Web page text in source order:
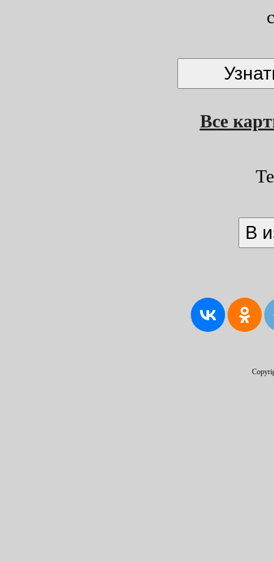
Все